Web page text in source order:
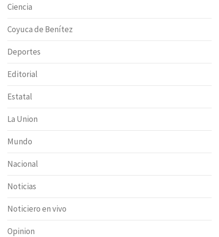
Ciencia
Coyuca de Benítez
Deportes
Editorial
Estatal
La Union
Mundo
Nacional
Noticias
Noticiero en vivo
Opinion